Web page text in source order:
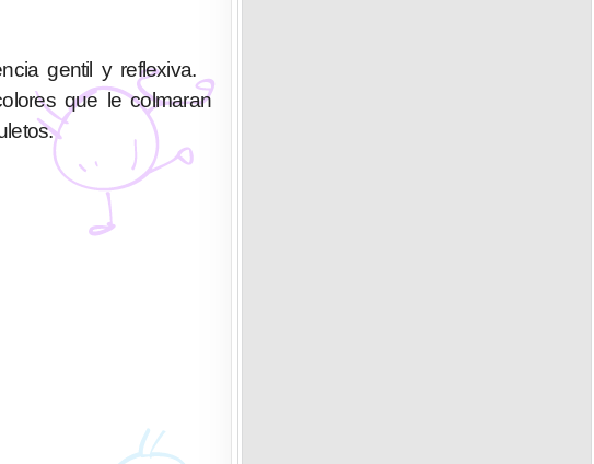
gentil y reflexiva.
que le colmaran